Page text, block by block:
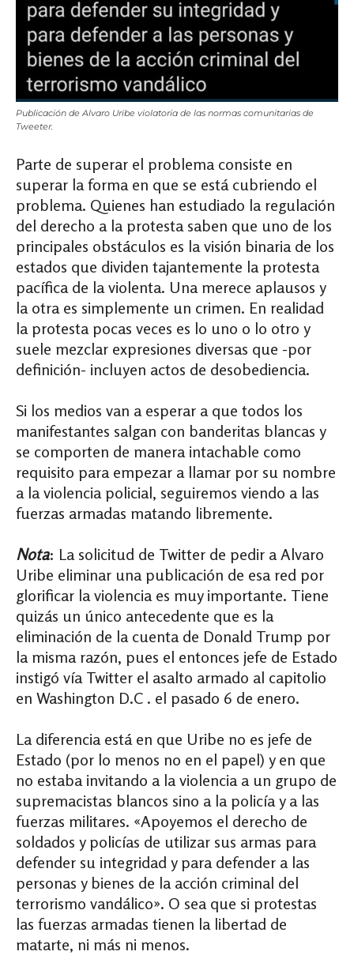
Publicación de Alvaro Uribe violatoria de las normas comunitarias de
Tweeter.
Parte de superar el problema consiste en
superar la forma en que se está cubriendo el
problema. Quienes han estudiado la regulación
del derecho a la protesta saben que uno de los
principales obstáculos es la visión binaria de los
estados que dividen tajantemente la protesta
pacífica de la violenta. Una merece aplausos y
la otra es simplemente un crimen. En realidad
la protesta pocas veces es lo uno o lo otro y
suele mezclar expresiones diversas que -por
definición- incluyen actos de desobediencia.
Si los medios van a esperar a que todos los
manifestantes salgan con banderitas blancas y
se comporten de manera intachable como
requisito para empezar a llamar por su nombre
a la violencia policial, seguiremos viendo a las
fuerzas armadas matando libremente.
Nota: La solicitud de Twitter de pedir a Alvaro
Uribe eliminar una publicación de esa red por
glorificar la violencia es muy importante. Tiene
quizás un único antecedente que es la
eliminación de la cuenta de Donald Trump por
la misma razón, pues el entonces jefe de Estado
instigó vía Twitter el asalto armado al capitolio
en Washington D.C . el pasado 6 de enero.
La diferencia está en que Uribe no es jefe de
Estado (por lo menos no en el papel) y en que
no estaba invitando a la violencia a un grupo de
supremacistas blancos sino a la policía y a las
fuerzas militares. «Apoyemos el derecho de
soldados y policías de utilizar sus armas para
defender su integridad y para defender a las
personas y bienes de la acción criminal del
terrorismo vandálico». O sea que si protestas
las fuerzas armadas tienen la libertad de
matarte, ni más ni menos.